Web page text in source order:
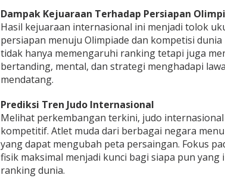
Dampak Kejuaraan Terhadap Persiapan
Hasil kejuaraan internasional ini menjadi tolok
persiapan menuju Olimpiade dan kompetisi
tidak hanya memengaruhi ranking tetapi juga
bertanding, mental, dan strategi menghadapi
mendatang.
Prediksi Tren Judo Internasional
Melihat perkembangan terkini, judo
kompetitif. Atlet muda dari berbagai negara
yang dapat mengubah peta persaingan. Fokus
fisik maksimal menjadi kunci bagi siapa pun
ranking dunia.